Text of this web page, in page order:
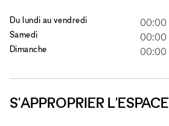
Du lundi au vendredi 00:00
Samedi 00:00
Dimanche 00:00
S'APPROPRIER L'ESPACE